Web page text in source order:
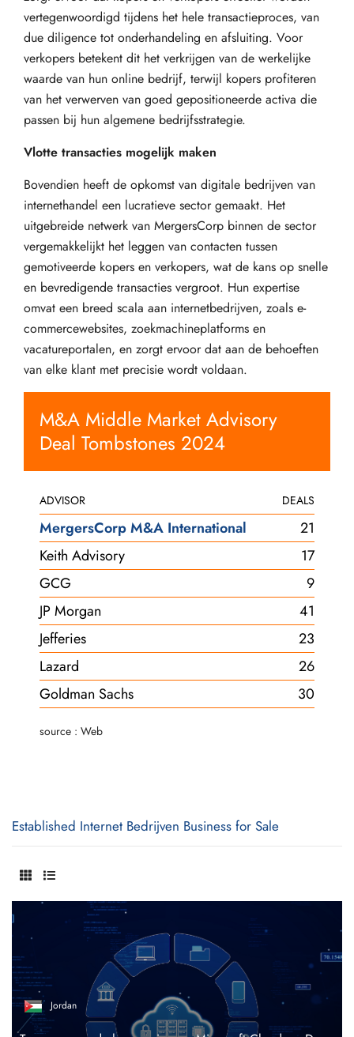
vertegenwoordigd tijdens het hele transactieproces, van
due diligence tot onderhandeling en afsluiting. Voor
verkopers betekent dit het verkrijgen van de werkelijke
waarde van hun online bedrijf, terwijl kopers profiteren
van het verwerven van goed gepositioneerde activa die
passen bij hun algemene bedrijfsstrategie.
Vlotte transacties mogelijk maken
Bovendien heeft de opkomst van digitale bedrijven van
internethandel een lucratieve sector gemaakt. Het
uitgebreide netwerk van MergersCorp binnen de sector
vergemakkelijkt het leggen van contacten tussen
gemotiveerde kopers en verkopers, wat de kans op snelle
en bevredigende transacties vergroot. Hun expertise
omvat een breed scala aan internetbedrijven, zoals e-
commercewebsites, zoekmachineplatforms en
vacatureportalen, en zorgt ervoor dat aan de behoeften
van elke klant met precisie wordt voldaan.
M&A Middle Market Advisory
Deal Tombstones 2024
ADVISOR DEALS
MergersCorp M&A International
21
Keith Advisory
17
GCG
9
JP Morgan
41
Jefferies
23
Lazard
26
Goldman Sachs
30
source : Web
Established Internet Bedrijven Business for Sale
Jordan